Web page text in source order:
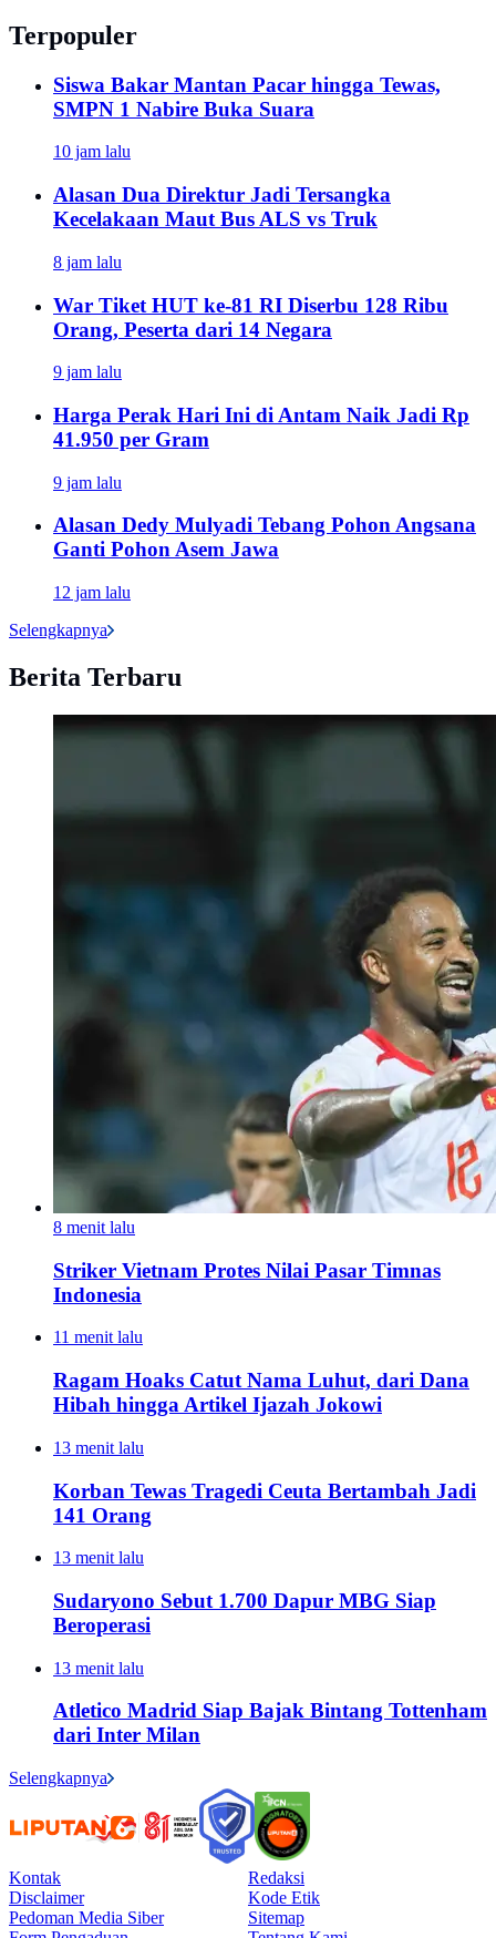
Terpopuler
Siswa Bakar Mantan Pacar hingga Tewas,
SMPN 1 Nabire Buka Suara
10 jam lalu
Alasan Dua Direktur Jadi Tersangka
Kecelakaan Maut Bus ALS vs Truk
8 jam lalu
War Tiket HUT ke-81 RI Diserbu 128 Ribu
Orang, Peserta dari 14 Negara
9 jam lalu
Harga Perak Hari Ini di Antam Naik Jadi Rp
41.950 per Gram
9 jam lalu
Alasan Dedy Mulyadi Tebang Pohon Angsana
Ganti Pohon Asem Jawa
12 jam lalu
Selengkapnya
Berita Terbaru
8 menit lalu
Striker Vietnam Protes Nilai Pasar Timnas
Indonesia
11 menit lalu
Ragam Hoaks Catut Nama Luhut, dari Dana
Hibah hingga Artikel Ijazah Jokowi
13 menit lalu
Korban Tewas Tragedi Ceuta Bertambah Jadi
141 Orang
13 menit lalu
Sudaryono Sebut 1.700 Dapur MBG Siap
Beroperasi
13 menit lalu
Atletico Madrid Siap Bajak Bintang Tottenham
dari Inter Milan
Selengkapnya
Kontak
Redaksi
Disclaimer
Kode Etik
Pedoman Media Siber
Sitemap